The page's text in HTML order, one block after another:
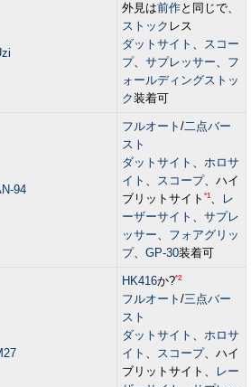
外見は前作と同じで、
ストック レス
ダットサイト 、 スコー
プ、 サプレッサー、 フ
ォールディングストッ
ク装着可
94
フルオート /二点バー
スト
ダットサイト 、 ホロサ
イト 、 スコープ、ハイ
ブリットサイト *1 、
レ
ーザーサイト 、 サプレ
ッサー、 フォアグリッ
プ、 GP-30装着可
HK416か?*2
フルオート /三点バー
スト
ダットサイト 、 ホロサ
イト 、 スコープ、ハイ
ブリットサイト、
レー